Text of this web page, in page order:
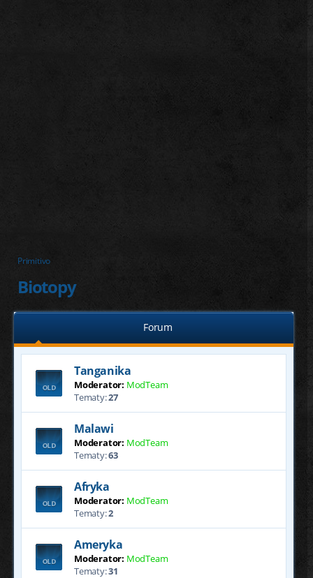
Primitivo
Biotopy
Forum
Tanganika
Moderator: ModTeam
Tematy:27
Malawi
Moderator: ModTeam
Tematy:63
Afryka
Moderator: ModTeam
Tematy:2
Ameryka
Moderator: ModTeam
Tematy:31